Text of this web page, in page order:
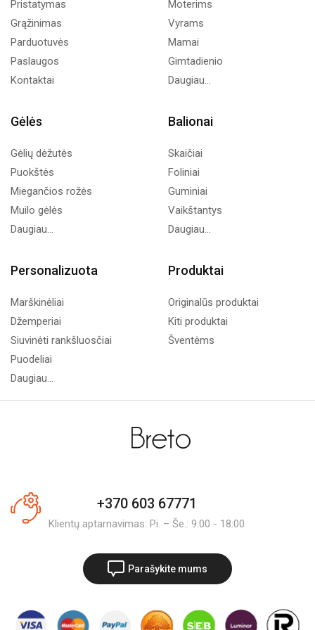
Pristatymas
Grąžinimas
Parduotuvės
Paslaugos
Kontaktai
Moterims
Vyrams
Mamai
Gimtadienio
Daugiau...
Gėlės
Gėlių dėžutės
Puokštės
Miegančios rožės
Muilo gėlės
Daugiau...
Balionai
Skaičiai
Foliniai
Guminiai
Vaikštantys
Daugiau...
Personalizuota
Marškinėliai
Džemperiai
Siuvinėti rankšluosčiai
Puodeliai
Daugiau...
Produktai
Originalūs produktai
Kiti produktai
Šventėms
+370 603 67771
Klientų aptarnavimas: Pi. – Še.: 9:00 - 18:00
Parašykite mums